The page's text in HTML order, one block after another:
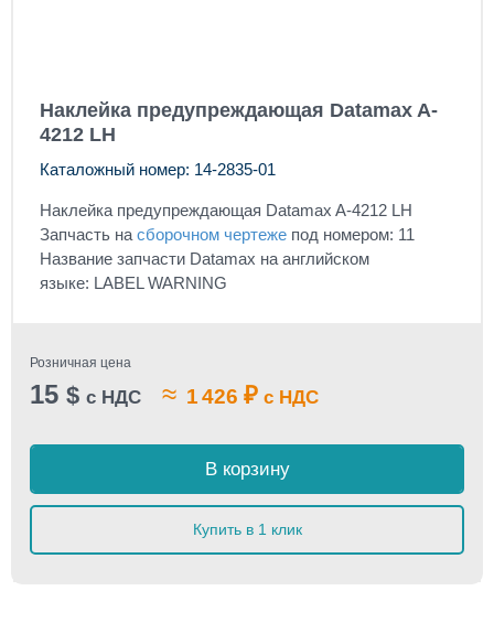
Наклейка предупреждающая Datamax A-
4212 LH
Каталожный номер: 14-2835-01
Наклейка предупреждающая Datamax A-4212 LH
Запчасть на сборочном чертеже под номером: 11
Название запчасти Datamax на английском
языке: LABEL WARNING
Розничная цена
15 $ с НДС ≈ 1 426 ₽ с НДС
В корзину
Купить в 1 клик